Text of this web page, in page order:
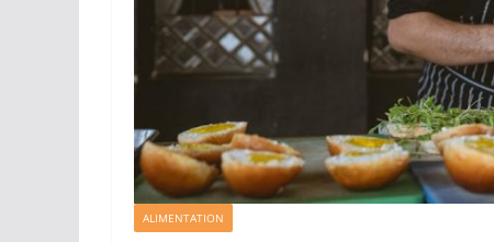
ALIMENTATION